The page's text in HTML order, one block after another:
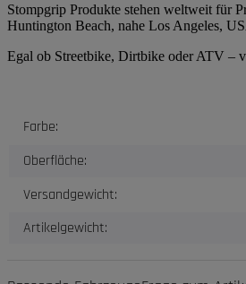
Stompgrip Produkte stehen weltweit für
Huntington Beach, nahe Los Angeles,
Egal ob Streetbike, Dirtbike oder ATV –
Produkteigenschaft
Wert
Farbe:
Oberfläche:
Versandgewicht:
Artikelgewicht: